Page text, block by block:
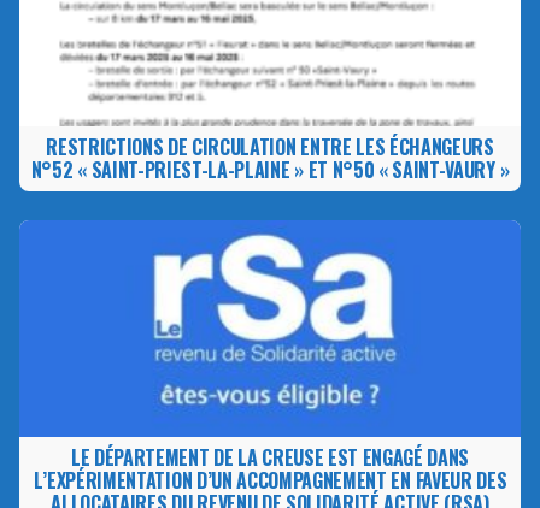
RESTRICTIONS DE CIRCULATION ENTRE LES ÉCHANGEURS
N°52 « SAINT-PRIEST-LA-PLAINE » ET N°50 « SAINT-VAURY »
LE DÉPARTEMENT DE LA CREUSE EST ENGAGÉ DANS
L’EXPÉRIMENTATION D’UN ACCOMPAGNEMENT EN FAVEUR DES